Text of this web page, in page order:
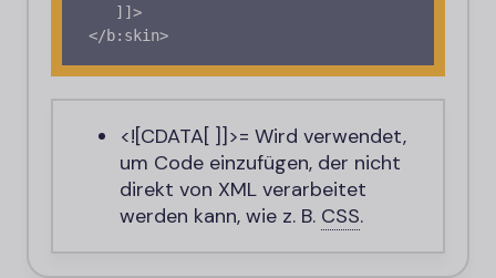
</b:skin>
<![CDATA[ ]]>= Wird verwendet,
um Code einzufügen, der nicht
direkt von XML verarbeitet
werden kann, wie z. B. CSS.